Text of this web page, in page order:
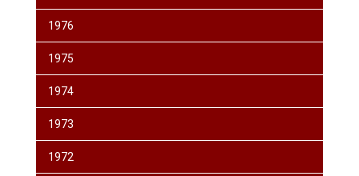
1976
1975
1974
1973
1972